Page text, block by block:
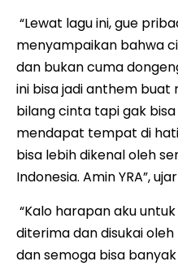
“Lewat lagu ini, gue
menyampaikan bahwa
dan bukan cuma
ini bisa jadi anthem
bilang cinta tapi gak
mendapat tempat di
bisa lebih dikenal oleh
Indonesia. Amin YRA”,
“Kalo harapan aku
diterima dan disukai
dan semoga bisa